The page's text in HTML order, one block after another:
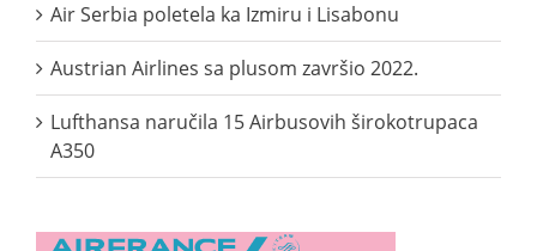
Air Serbia poletela ka Izmiru i Lisabonu
Austrian Airlines sa plusom završio 2022.
Lufthansa naručila 15 Airbusovih širokotrupaca
A350